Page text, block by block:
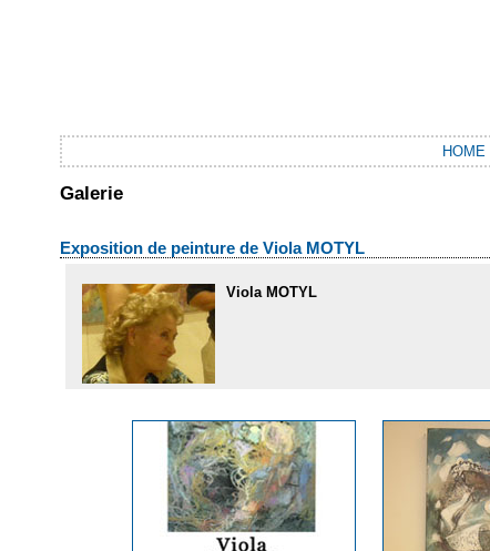
HOME
Galerie
Exposition de peinture de Viola MOTYL
Viola MOTYL